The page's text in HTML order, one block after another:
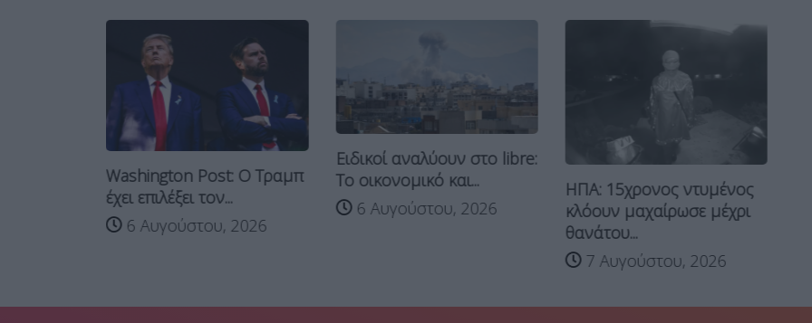
Washington Post: Ο Τραμπ
έχει επιλέξει τον...
6 Αυγούστου, 2026
Ειδικοί αναλύουν στο libre:
Το οικονομικό και...
6 Αυγούστου, 2026
ΗΠΑ: 15χρονος ντυμένος
κλόουν μαχαίρωσε μέχρι
θανάτου...
7 Αυγούστου, 2026